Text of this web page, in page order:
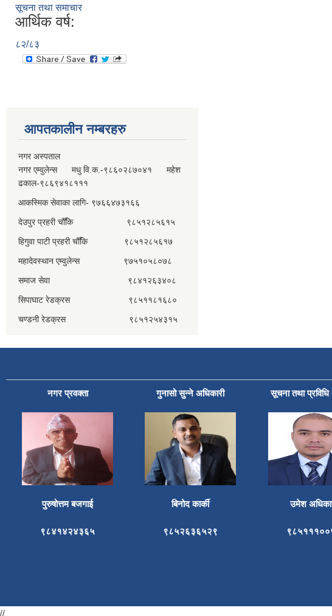
सूचना तथा समाचार
आर्थिक वर्ष:
८२/८३
आपतकालीन नम्बरहरु
नगर अस्पताल
नगर एम्वुलेन्स मधु वि.क.-९८६०२८७०४१ महेश
ढकाल-९८६९४१८१११
आकस्मिक सेवाका लागि- ९७६६४७३१६६
देउपुर प्रहरी चौँकि ९८५१२८५६१५
हिगुवा पाटी प्रहरी चौँकि ९८५१२८५६१७
महादेवस्थान एम्वुलेन्स ९७५१०५८०७८
समाज सेवा ९८४१२६३४०८
सिपाघाट रेडक्रस ९८५११८१६८०
चण्डनी रेडक्रस ९८५१२५४३१५
नगर प्रवक्ता गुनासो सुन्ने अधिकारी सूचना तथा
पुरुषोत्तम बजगाई बिनोद कार्की उमेश
९८४१४२४३६५ ९८५२६३६५२९
//